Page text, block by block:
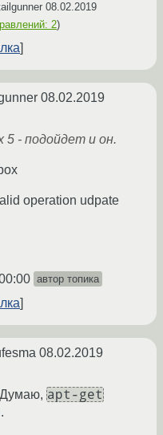
08.02.2019
2)
08.02.2019
5 - подойдет и он.
operation udpate
автор топика
08.02.2019
Думаю, apt-get